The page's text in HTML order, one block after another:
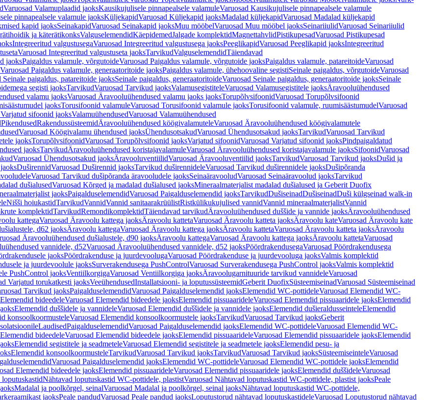
Varuosad Valamuplaadid jaoksKausikujulisele pinnapealsele valamuleVaruosad Kausikujulisele pinnapealsele valamule
pinnapealsele valamule jaoksKüljekapidVaruosad Küljekapid jaoksMadalad küljekapidVaruosad Madalad küljekapid
kapid jaoksSeinakapidVaruosad Seinakapid jaoksMuu mööbelVaruosad Muu mööbel jaoksSeinariiulidVaruosad Seinariiulid
ja käterätikonksValguselemendidKäepidemedJalgade komplektidMagnettahvlidPistikupesadVaruosad Pistikupesad
Integreeritud valgustusegaVaruosad Integreeritud valgustusega jaoksPeeglikapidVaruosad Peeglikapid jaoksIntegreeritud
Varuosad Integreeritud valgustuseta jaoksTarvikudValguselemendidTäiendavad
jaoksPaigaldus valamule, võrgutoideVaruosad Paigaldus valamule, võrgutoide jaoksPaigaldus valamule, patareitoideVaruosad
Varuosad Paigaldus valamule, generaatoritoide jaoksPaigaldus valamule, ühehoovaline segistiSeinale paigaldus, võrgutoideVaruosad
Seinale paigaldus, patareitoide jaoksSeinale paigaldus, generaatoritoideVaruosad Seinale paigaldus, generaatoritoide jaoksSeinale
segisti jaoksTarvikudVaruosad Tarvikud jaoksValamusegistiteleVaruosad Valamusegistitele jaoksÄravooluühendused
valamu jaoksVaruosad Äravooluühendused valamu jaoks jaoksTorupõlvsifoonidVaruosad Torupõlvsifoonid
jaoksTorusifoonid valamuleVaruosad Torusifoonid valamule jaoksTorusifoonid valamule, ruumisäästumudelVaruosad
sifoonid jaoksValamuühendusedVaruosad Valamuühendused
PikendusedRakendussüsteemidÄravooluühendused köögivalamuteleVaruosad Äravooluühendused köögivalamutele
Varuosad Köögivalamu ühendused jaoksÜhendusotsakudVaruosad Ühendusotsakud jaoksTarvikudVaruosad Tarvikud
jaoksTorupõlvsifoonidVaruosad Torupõlvsifoonid jaoksVarjatud sifoonidVaruosad Varjatud sifoonid jaoksPindpaigaldatud
jaoksTarvikudÄravooluühendused koristajavalamuleVaruosad Äravooluühendused koristajavalamule jaoksSifoonidVaruosad
Varuosad Ühendusotsakud jaoksÄravooluventiilidVaruosad Äravooluventiilid jaoksTarvikudVaruosad Tarvikud jaoksDušid ja
DuširennidVaruosad Duširennid jaoksTarvikud duširennideleVaruosad Tarvikud duširennidele jaoksDušipõranda
Varuosad Tarvikud dušipõranda äravooludele jaoksSeinaäravooludVaruosad Seinaäravoolud jaoksTarvikud
dušialusedVaruosad Kõrged ja madalad dušialused jaoksMineraalmaterjalist madalad dušialused ja Geberit Duofix
jaoksPaigalduselemendidVaruosad Paigalduselemendid jaoksTarvikudDušiseinadDušiseinadDuši külgseinad walk-in
Nišši hoiukastidTarvikudVannidVannid sanitaarakrüülistRistkülikukujulised vannidVannid mineraalmaterjalistVannid
komplektidTarvikudRemondikomplektidTäiendavad tarvikudÄravooluühendused duššide ja vannide jaoksÄravooluühendused
kattegaVaruosad Äravoolu kattega jaoksÄravoolu kattetaVaruosad Äravoolu katteta jaoksÄravoolu kateVaruosad Äravoolu kate
d62 jaoksÄravoolu kattegaVaruosad Äravoolu kattega jaoksÄravoolu kattetaVaruosad Äravoolu katteta jaoksÄravoolu
Äravooluühendused dušialustele, d90 jaoksÄravoolu kattegaVaruosad Äravoolu kattega jaoksÄravoolu kattetaVaruosad
vannidele, d52Varuosad Äravooluühendused vannidele, d52 jaoksPöördrakendusegaVaruosad Pöördrakendusega
jaoksPöördrakenduse ja juurdevoolugaVaruosad Pöördrakenduse ja juurdevooluga jaoksValmis komplektid
ja juurdevoolule jaoksSurverakendusega PushControlVaruosad Surverakendusega PushControl jaoksValmis komplektid
PushControl jaoksVentiilkorgigaVaruosad Ventiilkorgiga jaoksÄravoolugarnituuride tarvikud vannideleVaruosad
Varjatud torukatkesti jaoksVeeühendusedInstallatsiooni- ja loputussüsteemidGeberit DuofixSüsteemiseinadVaruosad Süsteemiseinad
Tarvikud jaoksPaigalduselemendidVaruosad Paigalduselemendid jaoksElemendid WC-pottideleVaruosad Elemendid WC-
Elemendid bideedeleVaruosad Elemendid bideedele jaoksElemendid pissuaarideleVaruosad Elemendid pissuaaridele jaoksElemendid
Elemendid duššidele ja vannideleVaruosad Elemendid duššidele ja vannidele jaoksElemendid dušieraldusseinteleElemendid
konsoolkoormusteleVaruosad Elemendid konsoolkoormustele jaoksTarvikudVaruosad Tarvikud jaoksGeberit
LaudisedPaigalduselemendidVaruosad Paigalduselemendid jaoksElemendid WC-pottideleVaruosad Elemendid WC-
Elemendid bideedeleVaruosad Elemendid bideedele jaoksElemendid pissuaarideleVaruosad Elemendid pissuaaridele jaoksElemendid
Elemendid segistitele ja seadmeteleVaruosad Elemendid segistitele ja seadmetele jaoksElemendid pesu- ja
Elemendid konsoolkoormusteleTarvikudVaruosad Tarvikud jaoksTarvikudVaruosad Tarvikud jaoksSüsteemiseinteleVaruosad
Varuosad Paigalduselemendid jaoksElemendid WC-pottideleVaruosad Elemendid WC-pottidele jaoksElemendid
Elemendid bideedele jaoksElemendid pissuaarideleVaruosad Elemendid pissuaaridele jaoksElemendid duššideleVaruosad
Nähtavad loputuskastid WC-pottidele, plastistVaruosad Nähtavad loputuskastid WC-pottidele, plastist jaoksPeale
Madalal ja poolkõrgel, seinalVaruosad Madalal ja poolkõrgel, seinal jaoksNähtavad loputuskastid WC-pottidele,
jaoksPeale pandudVaruosad Peale pandud jaoksLoputustorud nähtavad loputuskastideleVaruosad Loputustorud nähtavad